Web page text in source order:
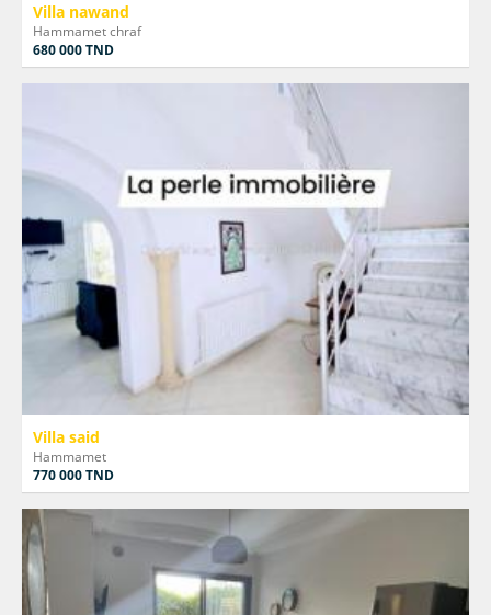
Villa nawand
Hammamet chraf
680 000 TND
Villa said
Hammamet
770 000 TND